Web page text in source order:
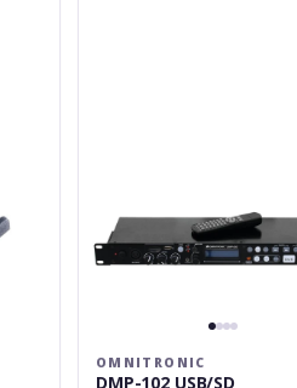
OMNITRONIC
DMP-102 USB/SD